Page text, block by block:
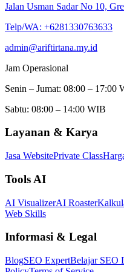
Jalan Usman Sadar No 10,
Telp/WA: +6281330763633
admin@ariftirtana.my.id
Jam Operasional
Senin – Jumat: 08:00 – 17:00
Sabtu: 08:00 – 14:00 WIB
Layanan & Karya
Jasa WebsitePrivate Class
Tools AI
AI VisualizerAI Roaster
Web Skills
Informasi & Legal
BlogSEO ExpertBelajar SEO